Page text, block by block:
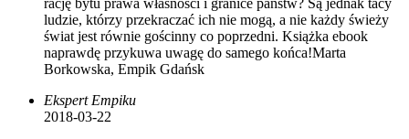
rację bytu prawa własności i granice państw? Są jednak tacy
ludzie, którzy przekraczać ich nie mogą, a nie każdy świeży
świat jest równie gościnny co poprzedni. Książka ebook
naprawdę przykuwa uwagę do samego końca!Marta
Borkowska, Empik Gdańsk
Ekspert Empiku
2018-03-22